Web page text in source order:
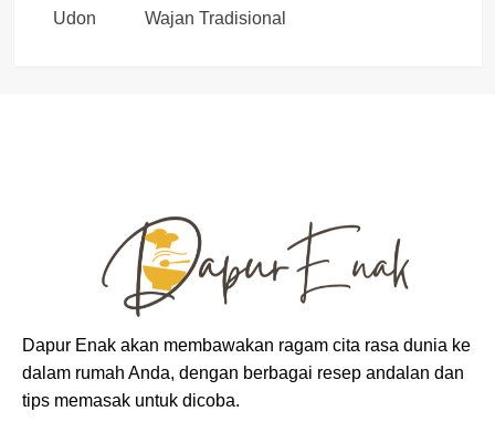
Udon Wajan Tradisional
Dapur Enak akan membawakan ragam cita rasa dunia ke
dalam rumah Anda, dengan berbagai resep andalan dan
tips memasak untuk dicoba.